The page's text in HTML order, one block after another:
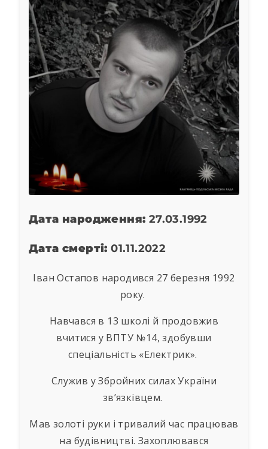
Дата народження: 27.03.1992
Дата смерті: 01.11.2022
Іван Остапов народився 27 березня 1992
року.
Навчався в 13 школі й продовжив
вчитися у ВПТУ №14, здобувши
спеціальність «Електрик».
Служив у Збройних силах України
зв’язківцем.
Мав золоті руки і тривалий час працював
на будівництві. Захоплювався